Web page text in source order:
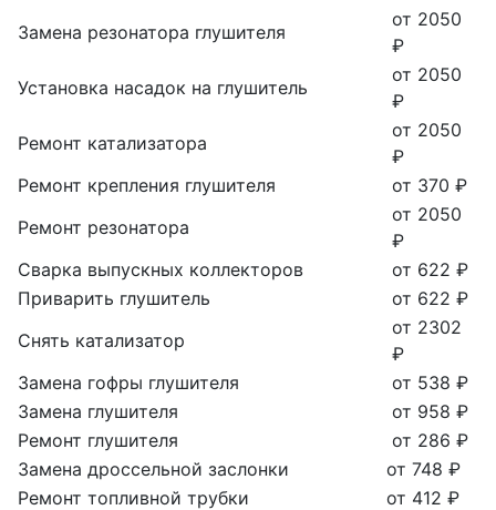
Замена резонатора глушителя
от 2050
₽
Установка насадок на глушитель
от 2050
₽
Ремонт катализатора
от 2050
₽
Ремонт крепления глушителя
от 370 ₽
Ремонт резонатора
от 2050
₽
Сварка выпускных коллекторов
от 622 ₽
Приварить глушитель
от 622 ₽
Снять катализатор
от 2302
₽
Замена гофры глушителя
от 538 ₽
Замена глушителя
от 958 ₽
Ремонт глушителя
от 286 ₽
Замена дроссельной заслонки
от 748 ₽
Ремонт топливной трубки
от 412 ₽